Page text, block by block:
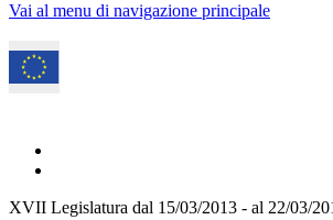
Vai al menu di navigazione principale